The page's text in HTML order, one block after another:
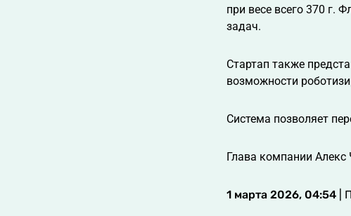
при весе всего 370 г.
задач.
Стартап также
возможности
Система позволяет
Глава компании Алекс
1 марта 2026, 04:54 |